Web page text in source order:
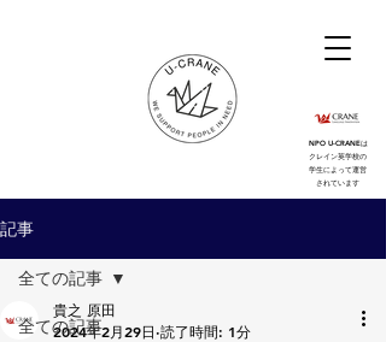
NPO U-CRANEは
クレイン英学校の
学生によって運営
されています
記事
全ての記事
全ての記事
貴之 原田
2024年2月29日 読了時間: 1分